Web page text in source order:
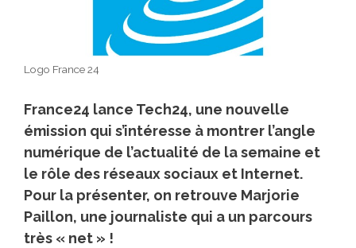
Logo France 24
France24 lance Tech24, une nouvelle
émission qui s’intéresse à montrer l’angle
numérique de l’actualité de la semaine et
le rôle des réseaux sociaux et Internet.
Pour la présenter, on retrouve Marjorie
Paillon, une journaliste qui a un parcours
très « net » !